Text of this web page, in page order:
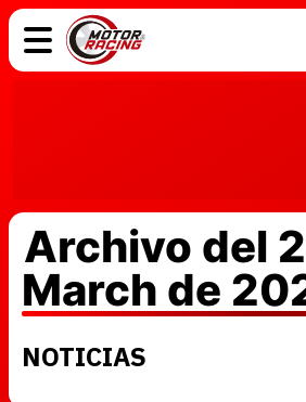
Archivo del
March de
NOTICIAS